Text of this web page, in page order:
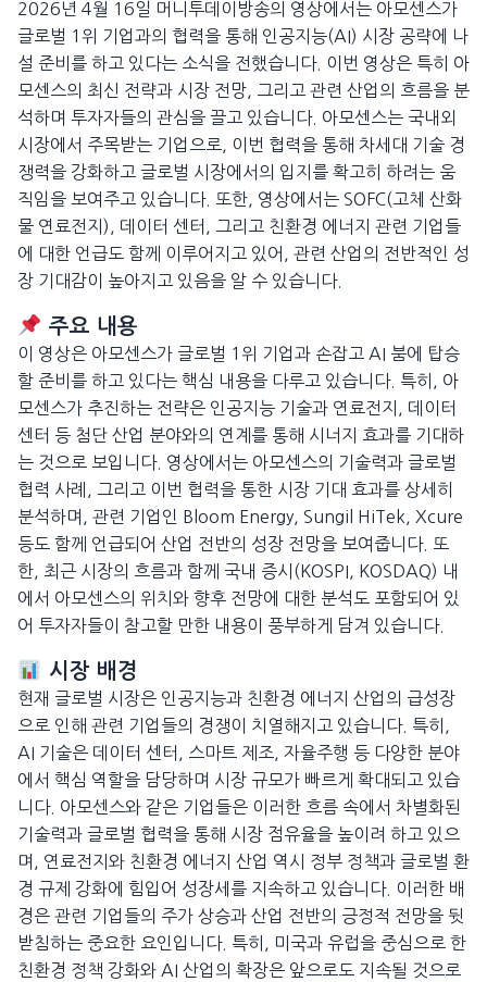
2026년 4월 16일 머니투데이방송의 영상에서는 아모센스가
글로벌 1위 기업과의 협력을 통해 인공지능(AI) 시장 공략에 나
설 준비를 하고 있다는 소식을 전했습니다. 이번 영상은 특히 아
모센스의 최신 전략과 시장 전망, 그리고 관련 산업의 흐름을 분
석하며 투자자들의 관심을 끌고 있습니다. 아모센스는 국내외
시장에서 주목받는 기업으로, 이번 협력을 통해 차세대 기술 경
쟁력을 강화하고 글로벌 시장에서의 입지를 확고히 하려는 움
직임을 보여주고 있습니다. 또한, 영상에서는 SOFC(고체 산화
물 연료전지), 데이터 센터, 그리고 친환경 에너지 관련 기업들
에 대한 언급도 함께 이루어지고 있어, 관련 산업의 전반적인 성
장 기대감이 높아지고 있음을 알 수 있습니다.
주요 내용
이 영상은 아모센스가 글로벌 1위 기업과 손잡고 AI 붐에 탑승
할 준비를 하고 있다는 핵심 내용을 다루고 있습니다. 특히, 아
모센스가 추진하는 전략은 인공지능 기술과 연료전지, 데이터
센터 등 첨단 산업 분야와의 연계를 통해 시너지 효과를 기대하
는 것으로 보입니다. 영상에서는 아모센스의 기술력과 글로벌
협력 사례, 그리고 이번 협력을 통한 시장 기대 효과를 상세히
분석하며, 관련 기업인 Bloom Energy, Sungil HiTek, Xcure
등도 함께 언급되어 산업 전반의 성장 전망을 보여줍니다. 또
한, 최근 시장의 흐름과 함께 국내 증시(KOSPI, KOSDAQ) 내
에서 아모센스의 위치와 향후 전망에 대한 분석도 포함되어 있
어 투자자들이 참고할 만한 내용이 풍부하게 담겨 있습니다.
시장 배경
현재 글로벌 시장은 인공지능과 친환경 에너지 산업의 급성장
으로 인해 관련 기업들의 경쟁이 치열해지고 있습니다. 특히,
AI 기술은 데이터 센터, 스마트 제조, 자율주행 등 다양한 분야
에서 핵심 역할을 담당하며 시장 규모가 빠르게 확대되고 있습
니다. 아모센스와 같은 기업들은 이러한 흐름 속에서 차별화된
기술력과 글로벌 협력을 통해 시장 점유율을 높이려 하고 있으
며, 연료전지와 친환경 에너지 산업 역시 정부 정책과 글로벌 환
경 규제 강화에 힘입어 성장세를 지속하고 있습니다. 이러한 배
경은 관련 기업들의 주가 상승과 산업 전반의 긍정적 전망을 뒷
받침하는 중요한 요인입니다. 특히, 미국과 유럽을 중심으로 한
친환경 정책 강화와 AI 산업의 확장은 앞으로도 지속될 것으로